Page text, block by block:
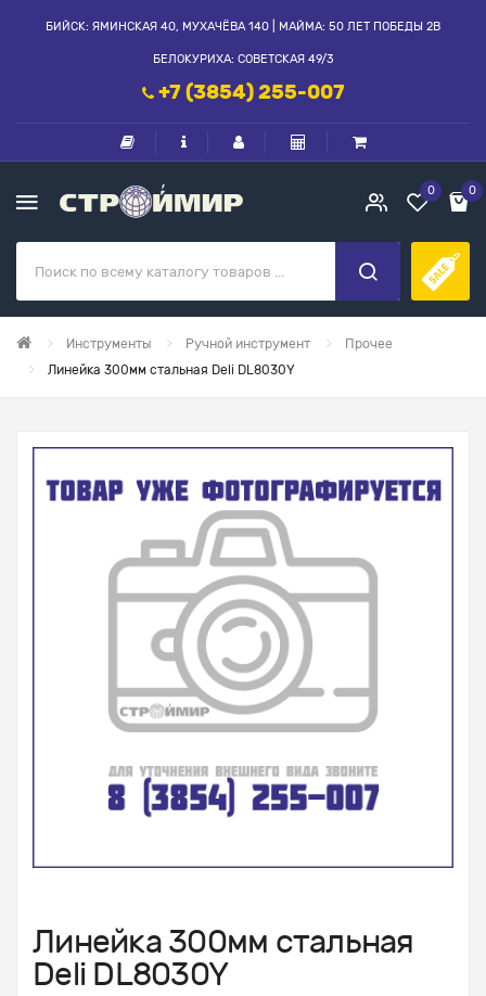
БИЙСК: ЯМИНСКАЯ 40, МУХАЧЁВА 140 | МАЙМА: 50 ЛЕТ ПОБЕДЫ 2В
БЕЛОКУРИХА: СОВЕТСКАЯ 49/3
+7 (3854) 255-007
0 0
Инструменты Ручной инструмент
Прочее
Линейка 300мм стальная Deli DL8030Y
Линейка 300мм стальная
Deli DL8030Y